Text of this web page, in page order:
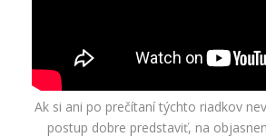
Ak si ani po prečítaní týchto riadkov
postup dobre predstaviť, na